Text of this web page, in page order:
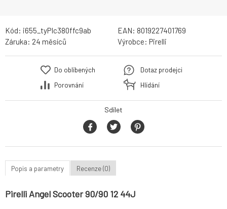
Kód: i655_tyPIc380ffc9ab EAN: 8019227401769
Záruka: 24 měsíců Výrobce: Pirelli
Do oblíbených
Porovnání
Dotaz prodejci
Hlídání
Sdílet
Popis a parametry Recenze (0)
Pirelli Angel Scooter 90/90 12 44J